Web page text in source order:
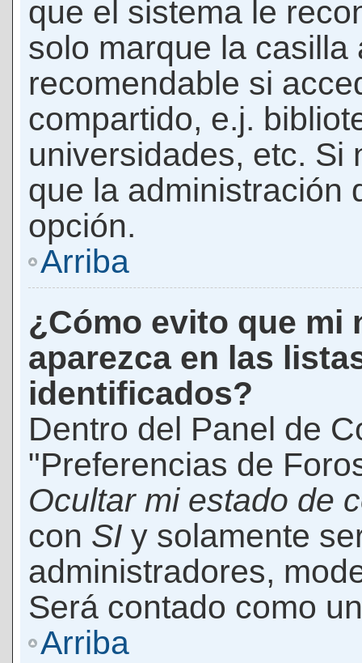
que el sistema le
solo marque la casilla
recomendable si
compartido, e.j.
universidades, etc. Si
que la administración
opción.
Arriba
¿Cómo evito que mi
aparezca en las
identificados?
Dentro del Panel de
"Preferencias de
Ocultar mi estado de
con SI y solamente
administradores,
Será contado como
Arriba